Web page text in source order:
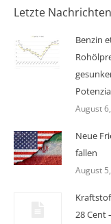
Letzte Nachrichten
Benzin
August
Neue
fallen
August
28 Cent